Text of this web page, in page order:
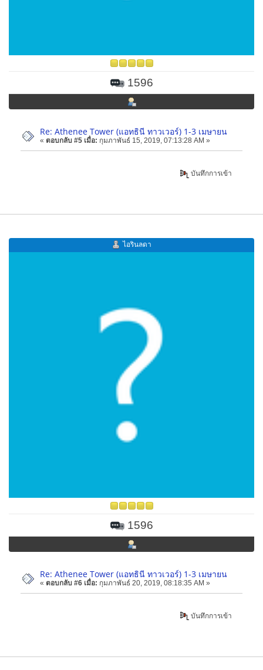
1596
Re: Athenee Tower (แอทธินี ทาวเวอร์) 1-3 เมษายน
« ตอบกลับ #5 เมื่อ: กุมภาพันธ์ 15, 2019, 07:13:28 AM »
บันทึกการเข้า
ไอรินลดา
1596
Re: Athenee Tower (แอทธินี ทาวเวอร์) 1-3 เมษายน
« ตอบกลับ #6 เมื่อ: กุมภาพันธ์ 20, 2019, 08:18:35 AM »
บันทึกการเข้า